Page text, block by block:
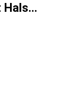
Röntgenphantom Kopf mit Halswirbeln, transparent